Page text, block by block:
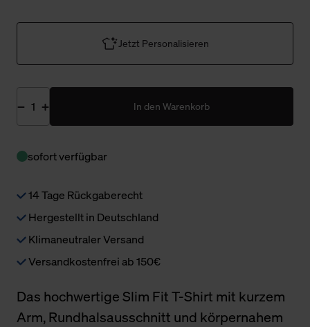
Jetzt Personalisieren
In den Warenkorb
sofort verfügbar
14 Tage Rückgaberecht
Hergestellt in Deutschland
Klimaneutraler Versand
Versandkostenfrei ab 150€
Das hochwertige Slim Fit T-Shirt mit kurzem
Arm, Rundhalsausschnitt und körpernahem